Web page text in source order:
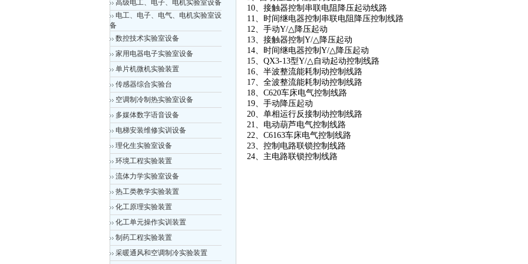
高级电工、电子、电机实验室设备
电工、电子、电气、电机实验室设
备
数控技术实验室设备
家用电器电子实验室设备
单片机微机实验装置
传感器综合实验台
空调制冷制热实验室设备
多媒体数字语音设备
电梯安装维修实训设备
理化生实验室设备
环境工程实验装置
流体力学实验室设备
热工类教学实验装置
化工原理实验装置
化工单元操作实训装置
制药工程实验装置
采暖通风和空调制冷实验装置
10、接触器控制串联电阻降压起动线路
11、时间继电器控制串联电阻降压控制线路
12、手动Y/△降压起动
13、接触器控制Y/△降压起动
14、时间继电器控制Y/△降压起动
15、QX3-13型Y/△自动起动控制线路
16、半波整流能耗制动控制线路
17、全波整流能耗制动控制线路
18、C620车床电气控制线路
19、手动降压起动
20、单相运行反接制动控制线路
21、电动葫芦电气控制线路
22、C6163车床电气控制线路
23、控制电路联锁控制线路
24、主电路联锁控制线路